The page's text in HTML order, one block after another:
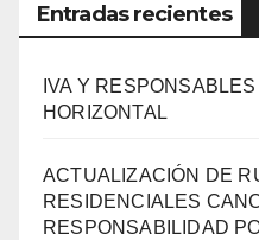
Entradas recientes
IVA Y
HORIZONTAL
ACTUALIZACIÓN DE
RESIDENCIALES
RESPONSABILIDAD